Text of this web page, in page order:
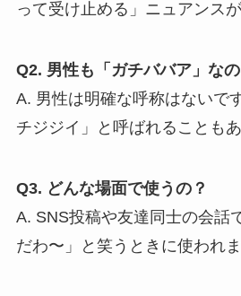
って受け止める」ニュアンスが
Q2. 男性も「ガチババア」なの
A. 男性は明確な呼称はないで
チジジイ」と呼ばれることもあ
Q3. どんな場面で使うの？
A. SNS投稿や友達同士の会話
だわ〜」と笑うときに使われま